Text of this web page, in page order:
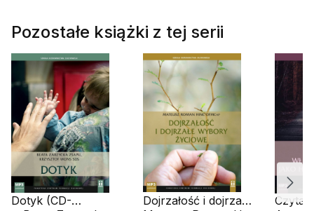
Pozostałe książki z tej serii
Dotyk (CD-
Dojrzałość i dojrzałe